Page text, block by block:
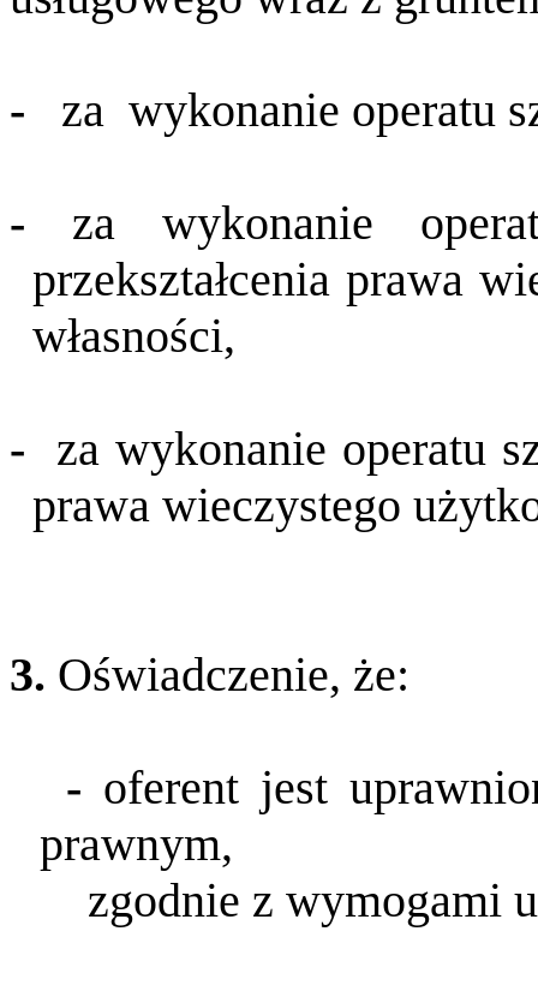
- za wykonanie operatu
- za wykonanie
przekształcenia prawa
własności,
-
za wykonanie operatu
prawa wieczystego
3. Oświadczenie, że:
- oferent jest
prawnym,
zgodnie z wymogami